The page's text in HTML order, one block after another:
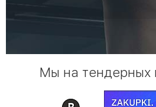
Мы на тендерных